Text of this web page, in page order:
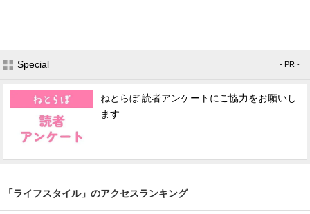
Special - PR -
ねとらぼ 読者アンケートにご協力をお願いし
ます
「ライフスタイル」のアクセスランキング